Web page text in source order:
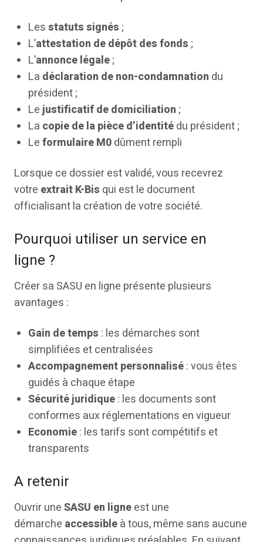
Lesstatuts signés;
L’attestation de dépôt des fonds;
L’annonce légale;
La déclaration de non-condamnation du
président ;
Lejustificatif de domiciliation;
La copie de la pièce d’identitédu président ;
Leformulaire M0dûment rempli
Lorsque ce dossier est validé, vous recevrez
votre extrait K-Bis qui est le document
officialisant la création de votre société.
Pourquoi utiliser un service en
ligne ?
Créer sa SASU en ligne présente plusieurs
avantages :
Gain de temps : les démarches sont
simplifiées et centralisées
Accompagnement personnalisé: vous êtes
guidés à chaque étape
Sécurité juridique: les documents sont
conformes aux réglementations en vigueur
Economie: les tarifs sont compétitifs et
transparents
A retenir
Ouvrir uneSASU en ligneest une
démarche accessibleà tous, même sans aucune